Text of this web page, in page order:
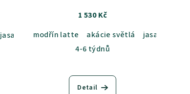
jasan šedý dub sametový dub kansas dub grande
1 530 Kč
modřín latte
akácie světlá jasan šedý
4-6 týdnů
Detail